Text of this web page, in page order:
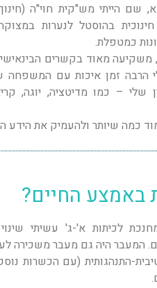
שם הייתי מש"קית חוי"ה
בהוסטל לנערות
כמטפלת.
משקיעה מאוד בקשרים
הרבה זמן איכות עם המשפחה
שלי – כמו מדיטציה, יוגה,
כמה שיותר ולהעמיק את הידע
באמצע החיים?
של 12 שנה כמחנכת לכיתות א'-ג' עשיתי
המעבר היה גם מעבר משכירה
התנהגותית (עם הכשרות